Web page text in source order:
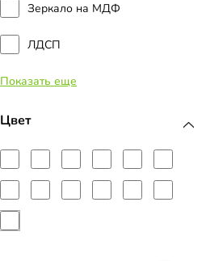
Зеркало на МДФ
ЛДСП
Наборные планки МДФ
Стекло
МДФ с пленкой ПВХ
Показать еще
Цвет